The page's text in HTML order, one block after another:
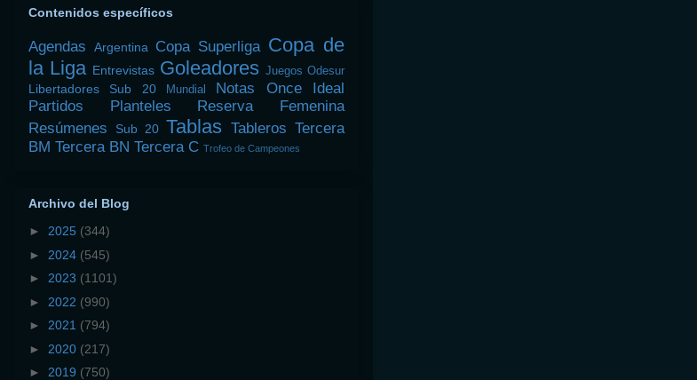
Contenidos específicos
Agendas Argentina Copa Superliga Copa de
la Liga Entrevistas Goleadores Juegos Odesur
Libertadores Sub 20 Mundial Notas
Once Ideal
Partidos
Planteles
Reserva Femenina
Resúmenes
Sub 20 Tablas Tableros Tercera
BM Tercera BN Tercera C Trofeo de Campeones
Archivo del Blog
► 2025 (344)
► 2024 (545)
► 2023 (1101)
► 2022 (990)
► 2021 (794)
► 2020 (217)
► 2019 (750)